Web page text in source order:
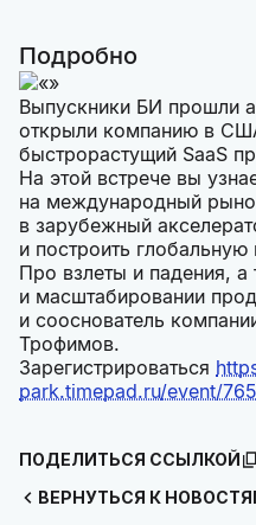
Подробно
Выпускники БИ прошли
открыли компанию в
быстрорастущий SaaS
На этой встрече вы
на международный
в зарубежный
и построить
Про взлеты и падения, а
и масштабировании
и сооснователь
Трофимов.
Зарегистрироваться
park.timepad.ru/event/
ВЕРНУТЬСЯ К
ПОДЕЛИТЬСЯ ССЫЛКОЙ